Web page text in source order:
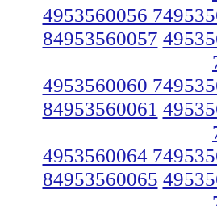
4953560056
84953560057
4953560060
84953560061
4953560064
84953560065